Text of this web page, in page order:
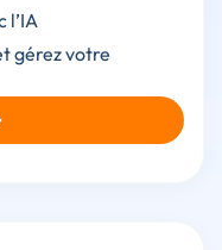
l’IA
gérez votre